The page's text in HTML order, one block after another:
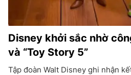
Disney khởi sắc nhờ
và “Toy Story 5”
Tập đoàn Walt Disney ghi nhận